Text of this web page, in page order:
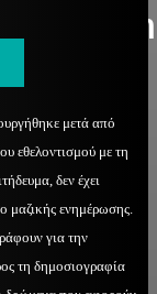
μετά από
εθελοντισμού με τη
δεν έχει
μαζικής ενημέρωσης.
για την
τη δημοσιογραφία